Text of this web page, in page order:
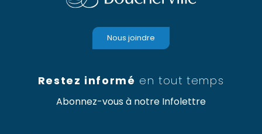
Restez informé en tout temps
Abonnez-vous à notre Infolettre
Nous joindre